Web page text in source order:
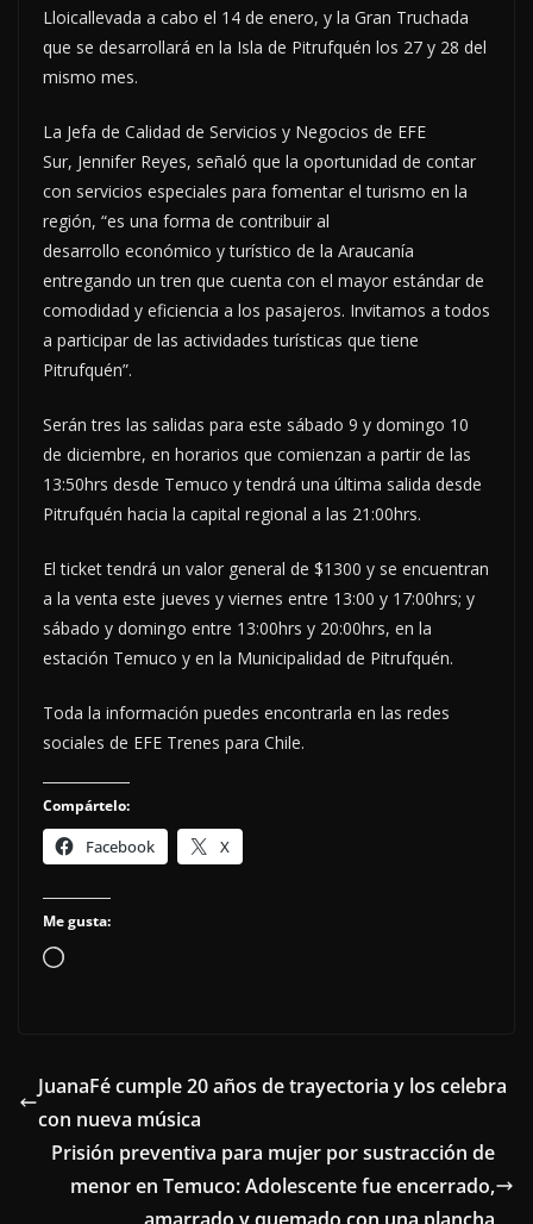
Lloicallevada a cabo el 14 de enero, y la Gran Truchada
que se desarrollará en la Isla de Pitrufquén los 27 y 28 del
mismo mes.
La Jefa de Calidad de Servicios y Negocios de EFE
Sur, Jennifer Reyes, señaló que la oportunidad de contar
con servicios especiales para fomentar el turismo en la
región, “es una forma de contribuir al
desarrollo económico y turístico de la Araucanía
entregando un tren que cuenta con el mayor estándar de
comodidad y eficiencia a los pasajeros. Invitamos a todos
a participar de las actividades turísticas que tiene
Pitrufquén”.
Serán tres las salidas para este sábado 9 y domingo 10
de diciembre, en horarios que comienzan a partir de las
13:50hrs desde Temuco y tendrá una última salida desde
Pitrufquén hacia la capital regional a las 21:00hrs.
El ticket tendrá un valor general de $1300 y se encuentran
a la venta este jueves y viernes entre 13:00 y 17:00hrs; y
sábado y domingo entre 13:00hrs y 20:00hrs, en la
estación Temuco y en la Municipalidad de Pitrufquén.
Toda la información puedes encontrarla en las redes
sociales de EFE Trenes para Chile.
Compártelo:
Facebook X
Me gusta:
Cargando...
JuanaFé cumple 20 años de trayectoria y los celebra
con nueva música
Prisión preventiva para mujer por sustracción de
menor en Temuco: Adolescente fue encerrado,